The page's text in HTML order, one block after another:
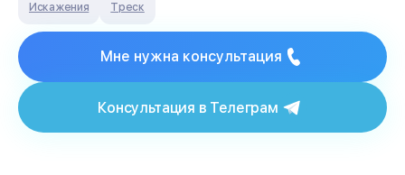
Искажения Треск
Мне нужна консультация
Консультация в Телеграм